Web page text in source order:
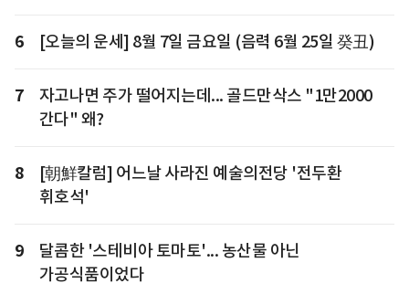
6 [오늘의 운세] 8월 7일 금요일 (음력 6월 25일 癸丑)
7
자고나면 주가 떨어지는데... 골드만삭스 "1만2000
간다" 왜?
8
[朝鮮칼럼] 어느날 사라진 예술의전당 '전두환
휘호석'
9
달콤한 '스테비아 토마토'... 농산물 아닌
가공식품이었다